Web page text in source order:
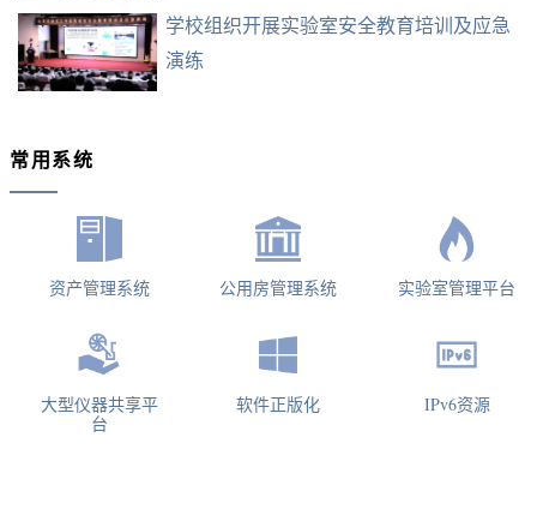
学校组织开展实验室安全教育培训及应急
演练
常用系统
资产管理系统 公用房管理系统 实验室管理平台
大型仪器共享平
台
软件正版化 IPv6资源